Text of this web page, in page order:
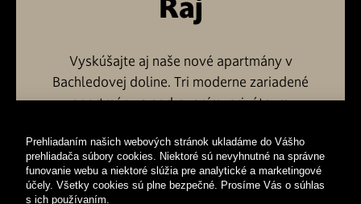
Vyskúšajte aj naše nové apartmány v
Bachledovej doline. Tri moderne zariadené
apartmány s parkovaním, privátnym
Penziónu Kamea Ždiar vzdialené iba 5 min.
cesty.
Prehliadaním našich webových stránok ukladáme do Vášho
prehliadača súbory cookies. Niektoré sú nevyhnutné na správne
funovanie webu a niektoré slúžia pre analytické a marketingové
účely. Všetky cookies sú plne bezpečné. Prosíme Vás o súhlas
s ich používaním.